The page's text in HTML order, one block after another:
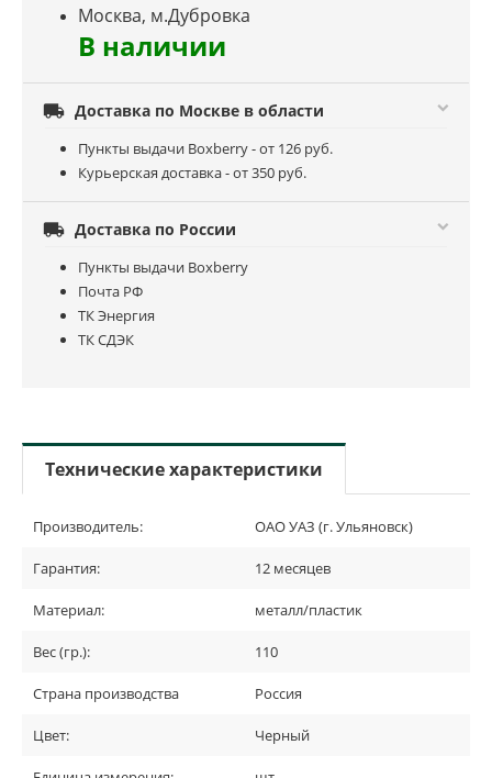
Москва, м.Дубровка
В наличии
 Доставка по Москве в области
Пункты выдачи Boxberry - от 126 руб.
Курьерская доставка - от 350 руб.
 Доставка по России
Пункты выдачи Boxberry
Почта РФ
ТК Энергия
ТК СДЭК
Технические характеристики
Производитель: ОАО УАЗ (г. Ульяновск)
Гарантия: 12 месяцев
Материал: металл/пластик
Вес (гр.): 110
Страна производства Россия
Цвет: Черный